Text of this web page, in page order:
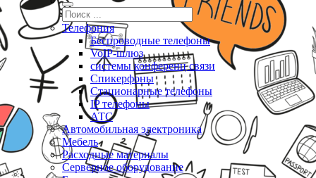
Телефония
Беспроводные телефоны
VoIP-шлюз
системы конференц связи
Спикерфоны
Стационарные телефоны
IP телефоны
АТС
Автомобильная электроника
Мебель
Расходные материалы
Серверное оборудование